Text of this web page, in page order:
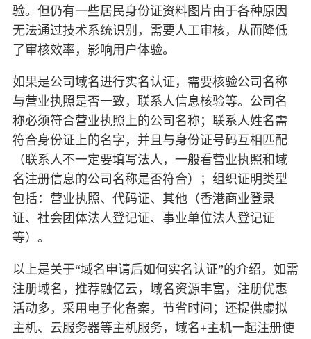
验。但仍有一些居民身份证资料图片由于各种原因
无法通过技术系统识别，需要人工审核，从而降低
了审核效率，影响用户体验。
如果是公司域名进行实名认证，需要核验公司名称
与营业执照是否一致，联系人信息核验等。公司名
称必须符合营业执照上的公司名称；联系人姓名需
符合身份证上的名字，并且与身份证号码互相匹配
（联系人不一定要填写法人，一般看营业执照和域
名注册信息的公司名称是否符合）；组织证明类型
包括：营业执照、代码证、其他（香港商业登录
证、社会团体法人登记证、事业单位法人登记证
等）。
以上是关于“域名申请后如何实名认证”的介绍，如需
注册域名，推荐融亿云，域名资源丰富，注册优惠
活动多，采用电子化备案，节省时间；还提供虚拟
主机、云服务器等主机服务，域名+主机一起注册使